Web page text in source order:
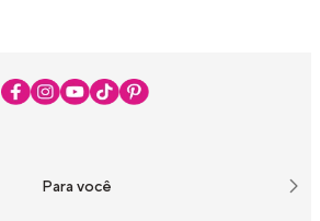
Para você